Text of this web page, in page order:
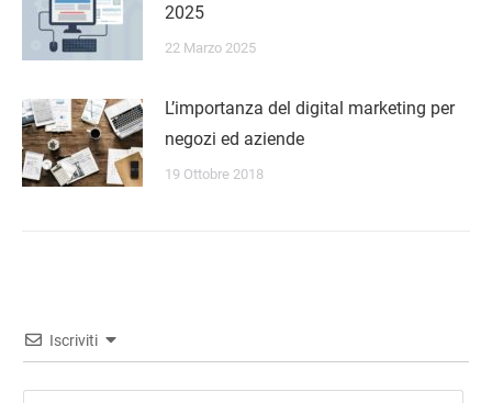
2025
22 Marzo 2025
L’importanza del digital marketing per
negozi ed aziende
19 Ottobre 2018
Iscriviti